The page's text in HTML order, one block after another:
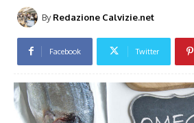
By Redazione Calvizie.net
Facebook Twitter